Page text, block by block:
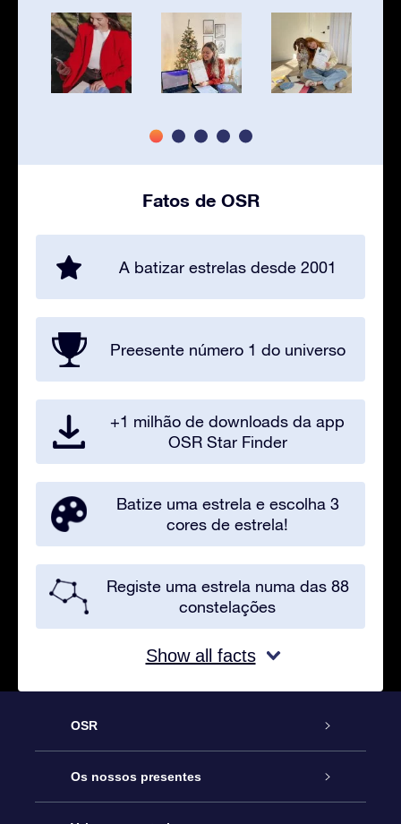
Fatos de OSR
A batizar estrelas desde 2001
Preesente número 1 do universo
+1 milhão de downloads da app
OSR Star Finder
Batize uma estrela e escolha 3
cores de estrela!
Registe uma estrela numa das 88
constelações
Show all facts
OSR
Serviço
Os nossos presentes